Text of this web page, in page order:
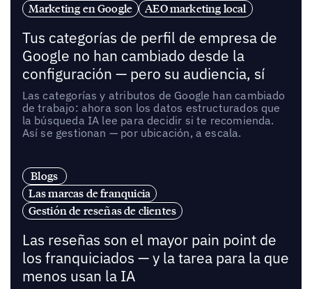
Marketing en Google AEO marketing local
Tus categorías de perfil de empresa de
Google no han cambiado desde la
configuración — pero su audiencia, sí
Las categorías y atributos de Google han cambiado
de trabajo: ahora son los datos estructurados que
la búsqueda IA lee para decidir si te recomienda.
Así se gestionan — por ubicación, a escala.
Blogs
Las marcas de franquicia
Gestión de reseñas de clientes
Las reseñas son el mayor pain point de
los franquiciados — y la tarea para la que
menos usan la IA